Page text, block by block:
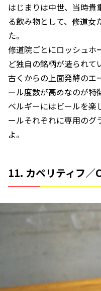
はじまりは中世、当時貴
る飲み物として、修道女
た。
修道院ごとにロッシュホ
ど独自の銘柄が造られて
古くからの上面発酵のエ
ール度数が高めなのが特
ベルギーにはビールを楽
ールそれぞれに専用のグ
よ。
11. カペリティフ／